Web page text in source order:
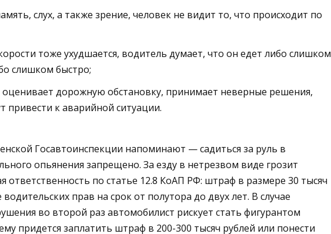
слух, а также зрение, человек не видит то, что происходит по
тоже ухудшается, водитель думает, что он едет либо слишком
слишком быстро;
дорожную обстановку, принимает неверные решения,
привести к аварийной ситуации.
Госавтоинспекции напоминают — садиться за руль в
опьянения запрещено. За езду в нетрезвом виде грозит
ответственность по статье 12.8 КоАП РФ: штраф в размере 30 тысяч
прав на срок от полутора до двух лет. В случае
во второй раз автомобилист рискует стать фигурантом
придется заплатить штраф в 200-300 тысяч рублей или понести